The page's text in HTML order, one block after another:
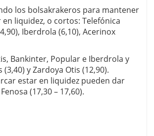
los bolsakrakeros para mantener
en liquidez, o cortos: Telefónica
Iberdrola (6,10), Acerinox
Bankinter, Popular e Iberdrola y
(3,40) y Zardoya Otis (12,90).
estar en liquidez pueden dar
(17,30 – 17,60).